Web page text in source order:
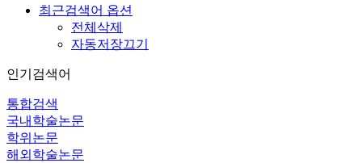
최근검색어 옵션
전체삭제
자동저장끄기
인기검색어
통합검색
국내학술논문
학위논문
해외학술논문